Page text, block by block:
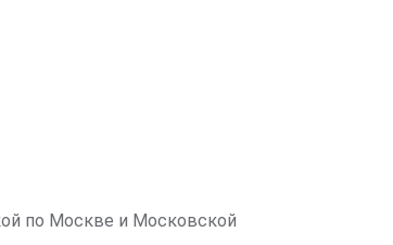
по Москве и Московской